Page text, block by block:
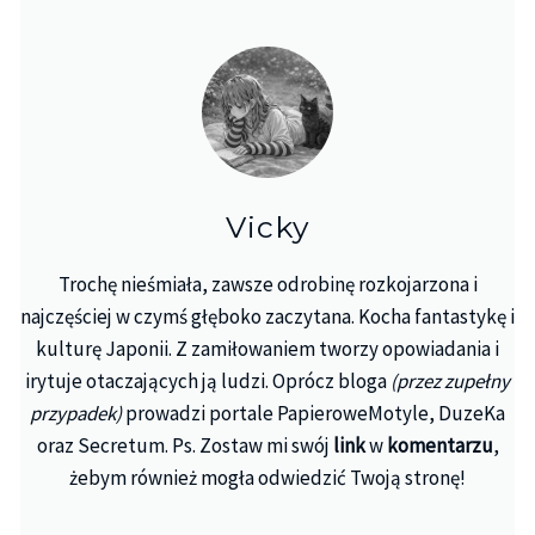
Vicky
Trochę nieśmiała, zawsze odrobinę rozkojarzona i
najczęściej w czymś głęboko zaczytana. Kocha fantastykę i
kulturę Japonii. Z zamiłowaniem tworzy opowiadania i
irytuje otaczających ją ludzi. Oprócz bloga (przez zupełny
przypadek)prowadzi portale PapieroweMotyle, DuzeKa
oraz Secretum. Ps. Zostaw mi swój linkwkomentarzu,
żebym również mogła odwiedzić Twoją stronę!